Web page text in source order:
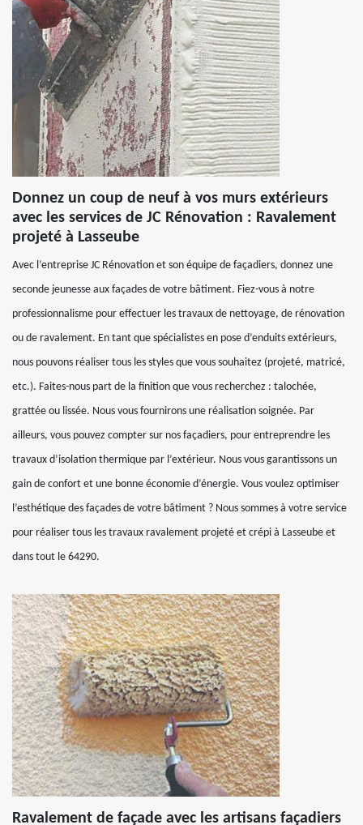
Donnez un coup de neuf à vos murs extérieurs
avec les services de JC Rénovation : Ravalement
projeté à Lasseube
Avec l’entreprise JC Rénovation et son équipe de façadiers, donnez une
seconde jeunesse aux façades de votre bâtiment. Fiez-vous à notre
professionnalisme pour effectuer les travaux de nettoyage, de rénovation
ou de ravalement. En tant que spécialistes en pose d’enduits extérieurs,
nous pouvons réaliser tous les styles que vous souhaitez (projeté, matricé,
etc.). Faites-nous part de la finition que vous recherchez : talochée,
grattée ou lissée. Nous vous fournirons une réalisation soignée. Par
ailleurs, vous pouvez compter sur nos façadiers, pour entreprendre les
travaux d’isolation thermique par l’extérieur. Nous vous garantissons un
gain de confort et une bonne économie d’énergie. Vous voulez optimiser
l’esthétique des façades de votre bâtiment ? Nous sommes à votre service
pour réaliser tous les travaux ravalement projeté et crépi à Lasseube et
dans tout le 64290.
Ravalement de façade avec les artisans façadiers